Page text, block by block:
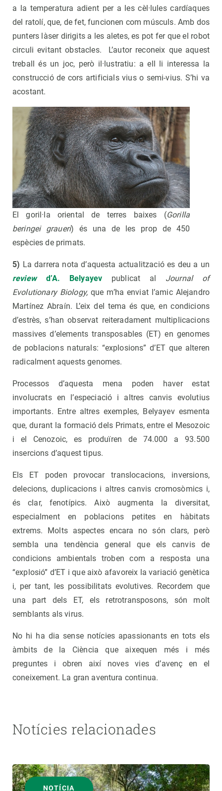
a la temperatura adient per a les cèl·lules cardíaques
del ratolí, que, de fet, funcionen com músculs. Amb dos
punters làser dirigits a les aletes, es pot fer que el robot
circuli evitant obstacles. L’autor reconeix que aquest
treball és un joc, però il·lustratiu: a ell li interessa la
construcció de cors artificials vius o semi-vius. S’hi va
acostant.
El goril·la oriental de terres baixes (Gorilla
beringei graueri) és una de les prop de 450
espècies de primats.
5) La darrera nota d’aquesta actualització es deu a un
reviewd’A. Belyayev publicat al Journal of
Evolutionary Biology, que m’ha enviat l’amic Alejandro
Martínez Abraín. L’eix del tema és que, en condicions
d’estrès, s’han observat reiteradament multiplicacions
massives d’elements transposables (ET) en genomes
de poblacions naturals: “explosions” d’ET que alteren
radicalment aquests genomes.
Processos d’aquesta mena poden haver estat
involucrats en l’especiació i altres canvis evolutius
importants. Entre altres exemples, Belyayev esmenta
que, durant la formació dels Primats, entre el Mesozoic
i el Cenozoic, es produïren de 74.000 a 93.500
insercions d’aquest tipus.
Els ET poden provocar translocacions, inversions,
delecions, duplicacions i altres canvis cromosòmics i,
és clar, fenotípics. Això augmenta la diversitat,
especialment en poblacions petites en hàbitats
extrems. Molts aspectes encara no són clars, però
sembla una tendència general que els canvis de
condicions ambientals troben com a resposta una
“explosió” d’ET i que això afavoreix la variació genètica
i, per tant, les possibilitats evolutives. Recordem que
una part dels ET, els retrotransposons, són molt
semblants als virus.
No hi ha dia sense notícies apassionants en tots els
àmbits de la Ciència que aixequen més i més
preguntes i obren així noves vies d’avenç en el
coneixement. La gran aventura continua.
Notícies relacionades
NOTÍCIA